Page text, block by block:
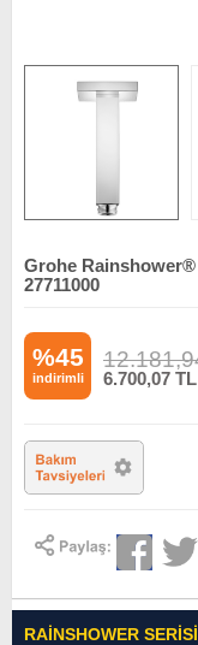
Grohe
27711000
%45
indirimli 6.700,07 TL
RAINSHOWER